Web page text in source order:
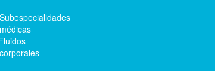
Subespecialidades
médicas
corporales